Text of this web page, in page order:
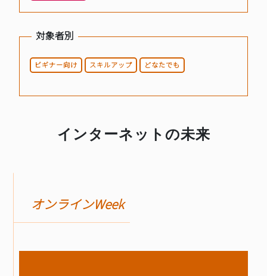
参加申込
対象者別
ビギナー向け スキルアップ どなたでも
インターネットの未来
オンラインWeek